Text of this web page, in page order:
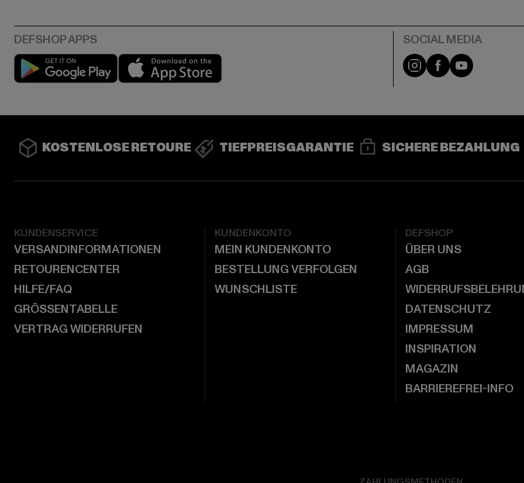
Play market Instagram
FacebookYouTube
KOSTENLOSE RETOURE TIEFPREISGARANTIE SICHERE BEZAHLUNG
KUNDENSERVICE
VERSANDINFORMATIONEN
RETOURENCENTER
HILFE/FAQ
GRÖSSENTABELLE
VERTRAG WIDERRUFEN
KUNDENKONTO
MEIN KUNDENKONTO
BESTELLUNG VERFOLGEN
WUNSCHLISTE
DEFSHOP
ÜBER UNS
AGB
DATENSCHUTZ
IMPRESSUM
INSPIRATION
MAGAZIN
BARRIEREFREI-INFO